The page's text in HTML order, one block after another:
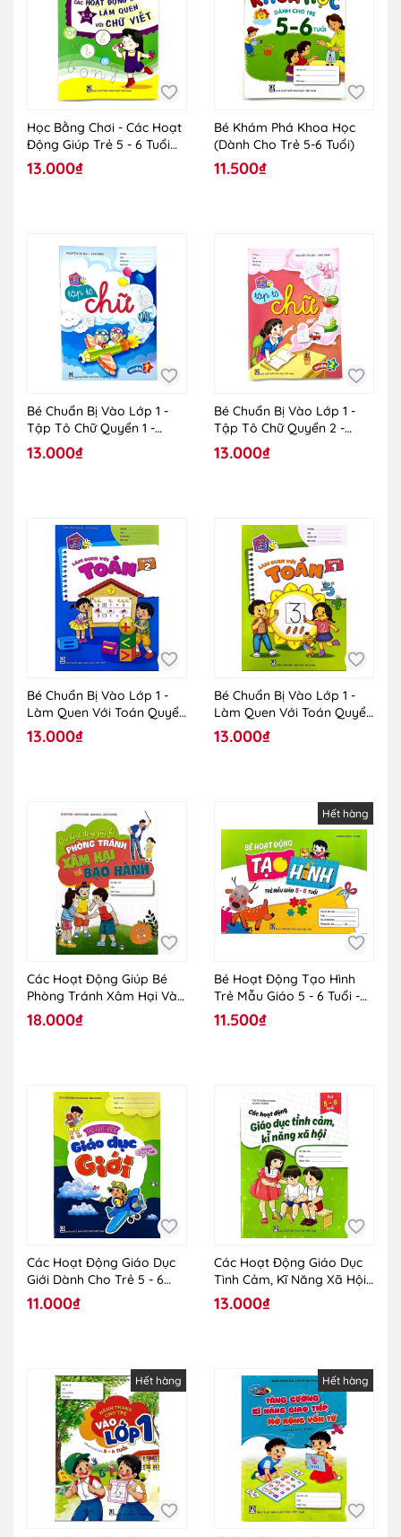
Học Bằng Chơi - Các Hoạt
Động Giúp Trẻ 5 - 6 Tuổi
Làm Quen Với Chữ Viết
13.000₫
Bé Khám Phá Khoa Học
(Dành Cho Trẻ 5-6 Tuổi)
11.500₫
Bé Chuẩn Bị Vào Lớp 1 -
Tập Tô Chữ Quyển 1 -
0H506
13.000₫
Bé Chuẩn Bị Vào Lớp 1 -
Tập Tô Chữ Quyển 2 -
0H507
13.000₫
Bé Chuẩn Bị Vào Lớp 1 -
Làm Quen Với Toán Quyển
2 - 0H510
13.000₫
Bé Chuẩn Bị Vào Lớp 1 -
Làm Quen Với Toán Quyển
1 - 0H509
13.000₫
Các Hoạt Động Giúp Bé
Phòng Tránh Xâm Hại Và
Bạo Hành (Dành Cho Trẻ 5
- 6 Tuổi) - 0H309
18.000₫
Hết hàng
Bé Hoạt Động Tạo Hình
Trẻ Mẫu Giáo 5 - 6 Tuổi -
0H227
11.500₫
Các Hoạt Động Giáo Dục
Giới Dành Cho Trẻ 5 - 6
Tuổi
11.000₫
Các Hoạt Động Giáo Dục
Tình Cảm, Kĩ Năng Xã Hội
(Trẻ 5 - 6 Tuổi)
13.000₫
Hết hàng Hết hàng